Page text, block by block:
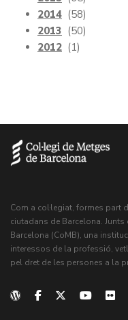
2014 (58)
2013 (50)
2012 (1)
Com a col·legiat, formes part
ciutadans de Barcelona.
Barcelona (CoMB), una
interessos de la professió,
pel dret de les persones a la